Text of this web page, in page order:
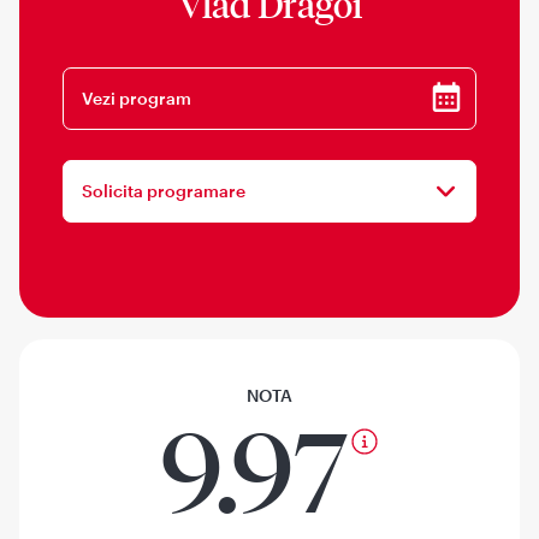
Vezi program
Solicita programare
NOTA
9.97